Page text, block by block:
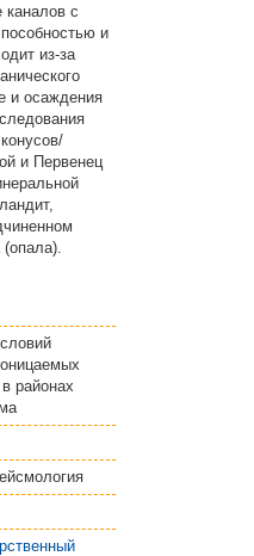
каналов с
и
из-за
и осаждения
и Первенец
районах